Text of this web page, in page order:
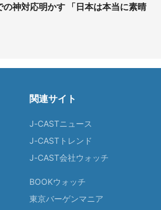
神対応明かす 「日本は本当に素晴
関連サイト
J-CASTニュース
J-CASTトレンド
J-CAST会社ウォッチ
BOOKウォッチ
東京バーゲンマニア